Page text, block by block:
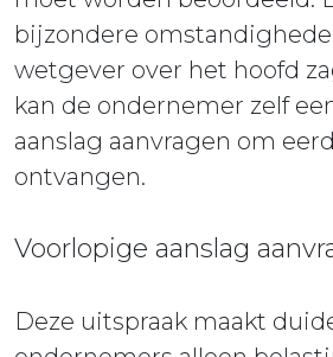
bijzondere
wetgever over het hoofd
kan de ondernemer zelf
aanslag aanvragen om
ontvangen.
Voorlopige aanslag
Deze uitspraak maakt